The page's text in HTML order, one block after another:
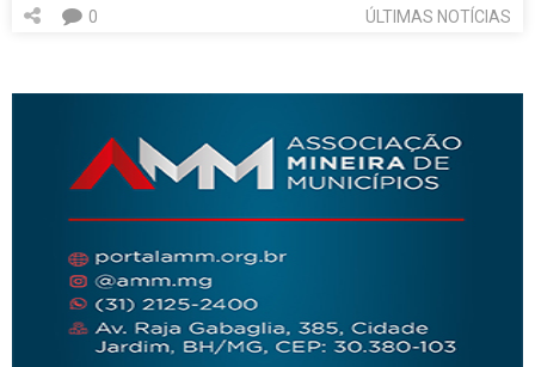
ÚLTIMAS NOTÍCIAS
0